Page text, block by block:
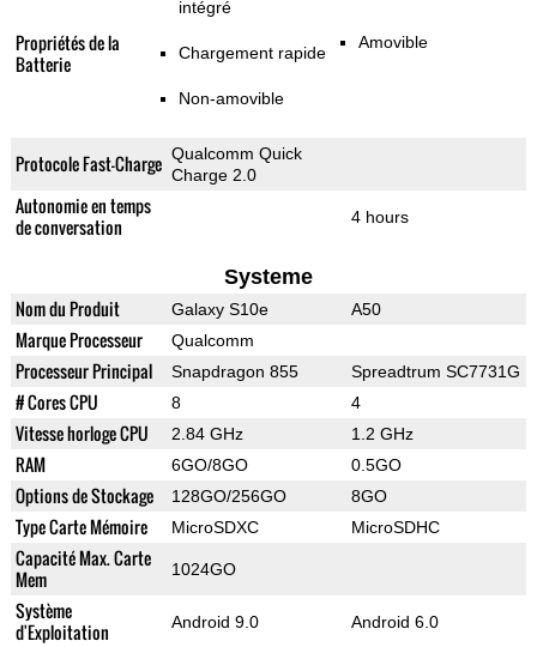
Propriétés de la
Batterie
intégré
Chargement rapide
Non-amovible
Amovible
Protocole Fast-Charge Qualcomm Quick
Charge 2.0
Autonomie en temps
de conversation
4 hours
Systeme
Nom du Produit Galaxy S10e A50
Marque Processeur Qualcomm
Processeur Principal Snapdragon 855 Spreadtrum SC7731G
# Cores CPU 8 4
Vitesse horloge CPU 2.84 GHz 1.2 GHz
RAM 6GO/8GO 0.5GO
Options de Stockage 128GO/256GO 8GO
Type Carte Mémoire MicroSDXC MicroSDHC
Capacité Max. Carte
Mem
1024GO
Système
d'Exploitation
Android 9.0 Android 6.0